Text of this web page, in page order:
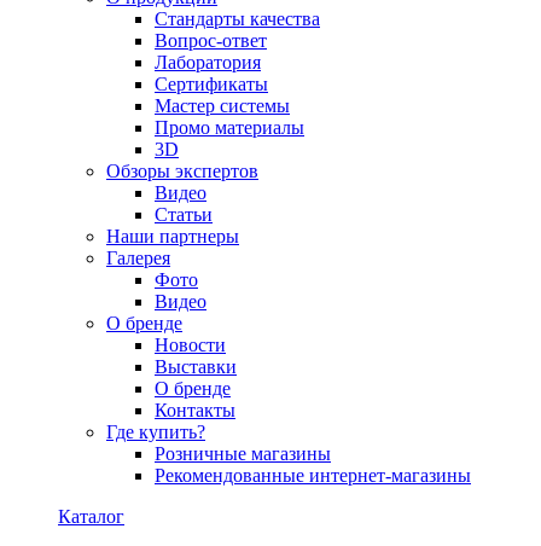
Стандарты качества
Вопрос-ответ
Лаборатория
Сертификаты
Мастер системы
Промо материалы
3D
Обзоры экспертов
Видео
Статьи
Наши партнеры
Галерея
Фото
Видео
О бренде
Новости
Выставки
О бренде
Контакты
Где купить?
Розничные магазины
Рекомендованные интернет-магазины
Каталог